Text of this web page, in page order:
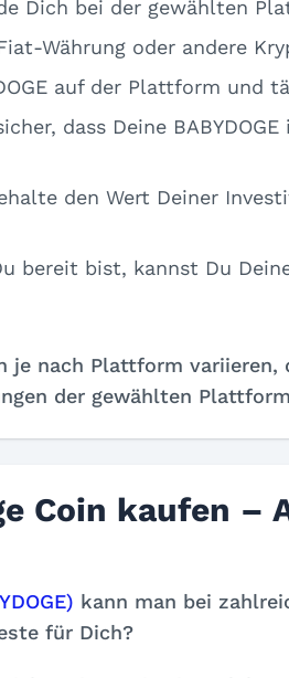
Dich bei der gewählten
Währung oder andere
auf der Plattform und
dass Deine
den Wert Deiner
bereit bist, kannst Du
je nach Plattform
der gewählten
Coin kaufen –
kann man bei
für Dich?